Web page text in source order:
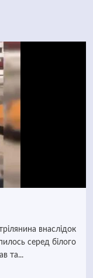
внаслідок
серед білого
та...